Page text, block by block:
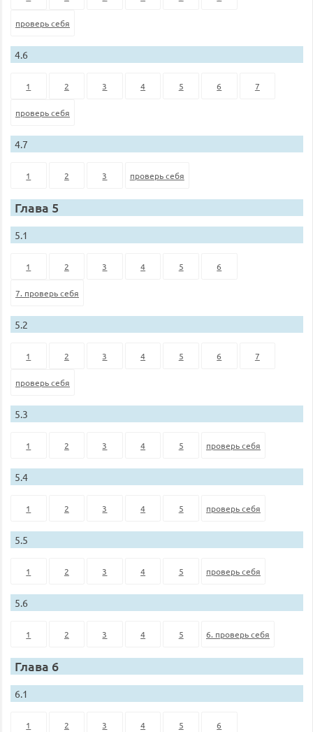
проверь себя
4.6
1 2 3 4 5 6 7
проверь себя
4.7
1 2 3 проверь себя
Глава 5
5.1
1 2 3 4 5 6
7. проверь себя
5.2
1 2 3 4 5 6 7
проверь себя
5.3
1 2 3 4 5 проверь себя
5.4
1 2 3 4 5 проверь себя
5.5
1 2 3 4 5 проверь себя
5.6
1 2 3 4 5 6. проверь себя
Глава 6
6.1
1 2 3 4 5 6